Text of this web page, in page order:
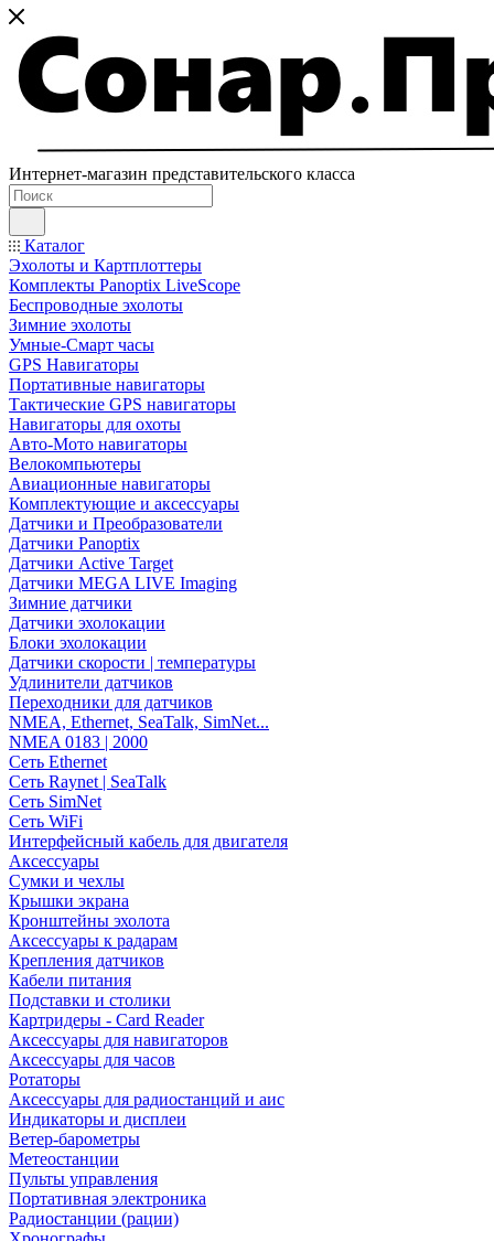
Интернет-магазин представительского класса
Каталог
Эхолоты и Картплоттеры
Комплекты Panoptix LiveScope
Беспроводные эхолоты
Зимние эхолоты
Умные-Смарт часы
GPS Навигаторы
Портативные навигаторы
Тактические GPS навигаторы
Навигаторы для охоты
Авто-Мото навигаторы
Велокомпьютеры
Авиационные навигаторы
Комплектующие и аксессуары
Датчики и Преобразователи
Датчики Panoptix
Датчики Active Target
Датчики MEGA LIVE Imaging
Зимние датчики
Датчики эхолокации
Блоки эхолокации
Датчики скорости | температуры
Удлинители датчиков
Переходники для датчиков
NMEA, Ethernet, SeaTalk, SimNet...
NMEA 0183 | 2000
Сеть Ethernet
Сеть Raynet | SeaTalk
Сеть SimNet
Сеть WiFi
Интерфейсный кабель для двигателя
Аксессуары
Сумки и чехлы
Крышки экрана
Кронштейны эхолота
Аксессуары к радарам
Крепления датчиков
Кабели питания
Подставки и столики
Картридеры - Card Reader
Аксессуары для навигаторов
Аксессуары для часов
Ротаторы
Аксессуары для радиостанций и аис
Индикаторы и дисплеи
Ветер-барометры
Метеостанции
Пульты управления
Портативная электроника
Радиостанции (рации)